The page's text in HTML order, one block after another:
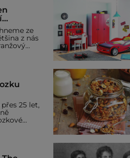
barvou
ze
z nás
Je
někdy
Až
pečlivého
si českou
je
25 let,
si na